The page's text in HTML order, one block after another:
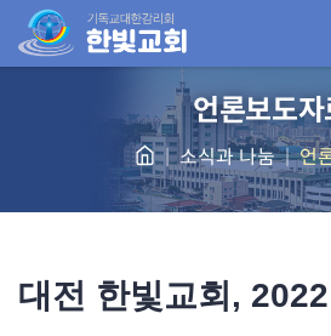
언론보도자
소식과 나눔 언
대전 한빛교회,